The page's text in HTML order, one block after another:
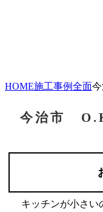
HOME施工事例全面
今治市
キッチンが小さい